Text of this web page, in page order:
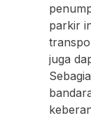
parkir
juga